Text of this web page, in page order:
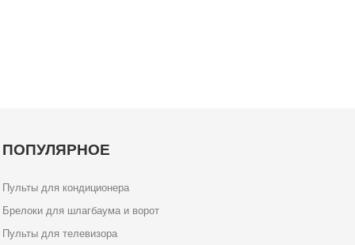
ПОПУЛЯРНОЕ
Пульты для кондиционера
Брелоки для шлагбаума и ворот
Пульты для телевизора